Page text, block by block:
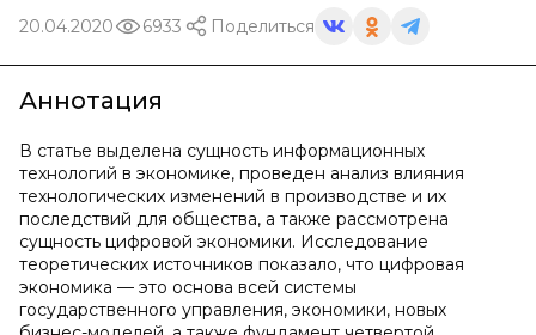
20.04.2020 6933 Поделиться
Аннотация
В статье выделена сущность информационных
технологий в экономике, проведен анализ влияния
технологических изменений в производстве и их
последствий для общества, а также рассмотрена
сущность цифровой экономики. Исследование
теоретических источников показало, что цифровая
экономика — это основа всей системы
государственного управления, экономики, новых